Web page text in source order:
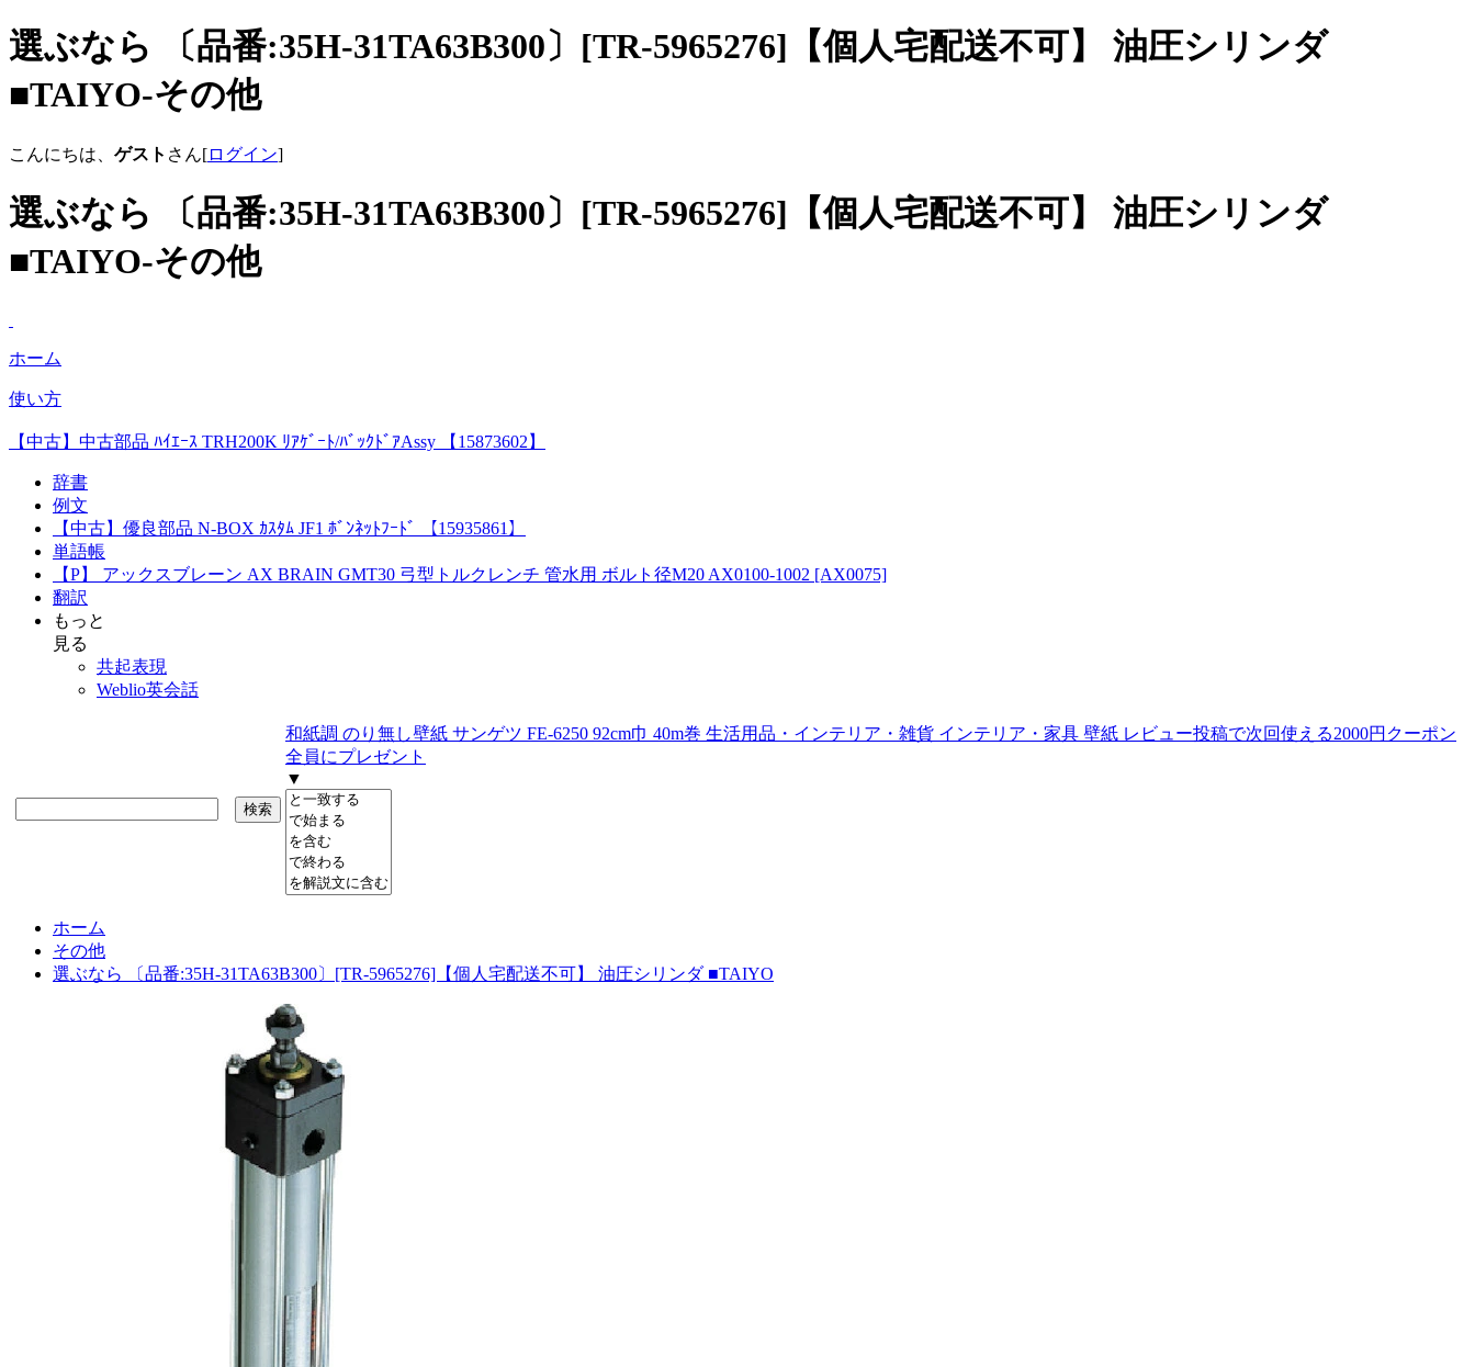
選ぶなら 〔品番:35H-31TA63B300〕[TR-5965276]【個人宅配送不可】 油圧シリンダ
■TAIYO-その他
こんにちは、 ゲスト さん[ログイン]
選ぶなら 〔品番:35H-31TA63B300〕[TR-5965276]【個人宅配送不可】 油圧シリンダ
■TAIYO-その他
ホーム
使い方
【中古】中古部品 ﾊｲｴｰｽ TRH200K ﾘｱｹﾞｰﾄ/ﾊﾞｯｸﾄﾞｱAssy 【15873602】
辞書
例文
【中古】優良部品 N-BOX ｶｽﾀﾑ JF1 ﾎﾞﾝﾈｯﾄﾌｰﾄﾞ 【15935861】
単語帳
【P】 アックスブレーン AX BRAIN GMT30 弓型トルクレンチ 管水用 ボルト径M20 AX0100-1002 [AX0075]
翻訳
もっと
見る
共起表現
Weblio英会話
和紙調 のり無し壁紙 サンゲツ FE-6250 92cm巾 40m巻 生活用品・インテリア・雑貨 インテリア・家具 壁紙 レビュー投稿で次回使える2000円クーポン
全員にプレゼント
▼
ホーム
その他
選ぶなら 〔品番:35H-31TA63B300〕[TR-5965276]【個人宅配送不可】 油圧シリンダ ■TAIYO